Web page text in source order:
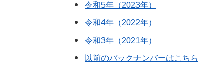
令和5年（2023年）
令和4年（2022年）
令和3年（2021年）
以前のバックナンバーはこちら